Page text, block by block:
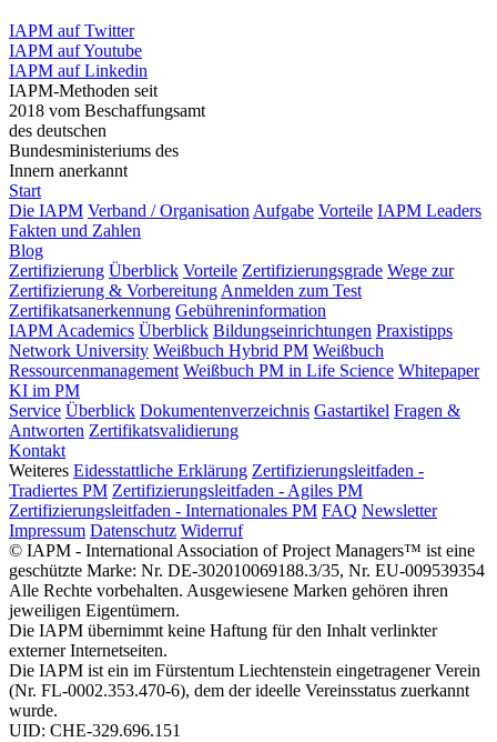
IAPM auf Twitter
IAPM auf Youtube
IAPM auf Linkedin
IAPM-Methoden seit
2018 vom Beschaffungsamt
des deutschen
Bundesministeriums des
Innern anerkannt
Start
Die IAPM Verband / Organisation Aufgabe Vorteile IAPM Leaders
Fakten und Zahlen
Blog
Zertifizierung Überblick Vorteile Zertifizierungsgrade Wege zur
Zertifizierung & Vorbereitung Anmelden zum Test
Zertifikatsanerkennung Gebühreninformation
IAPM Academics Überblick Bildungseinrichtungen Praxistipps
Network University Weißbuch Hybrid PM Weißbuch
Ressourcenmanagement Weißbuch PM in Life Science Whitepaper
KI im PM
Service Überblick Dokumentenverzeichnis Gastartikel Fragen &
Antworten Zertifikatsvalidierung
Kontakt
Weiteres Eidesstattliche Erklärung Zertifizierungsleitfaden -
Tradiertes PM Zertifizierungsleitfaden - Agiles PM
Zertifizierungsleitfaden - Internationales PM FAQ Newsletter
Impressum Datenschutz Widerruf
© IAPM - International Association of Project Managers™ ist eine
geschützte Marke: Nr. DE-302010069188.3/35, Nr. EU-009539354
Alle Rechte vorbehalten. Ausgewiesene Marken gehören ihren
jeweiligen Eigentümern.
Die IAPM übernimmt keine Haftung für den Inhalt verlinkter
externer Internetseiten.
Die IAPM ist ein im Fürstentum Liechtenstein eingetragener Verein
(Nr. FL-0002.353.470-6), dem der ideelle Vereinsstatus zuerkannt
wurde.
UID: CHE-329.696.151